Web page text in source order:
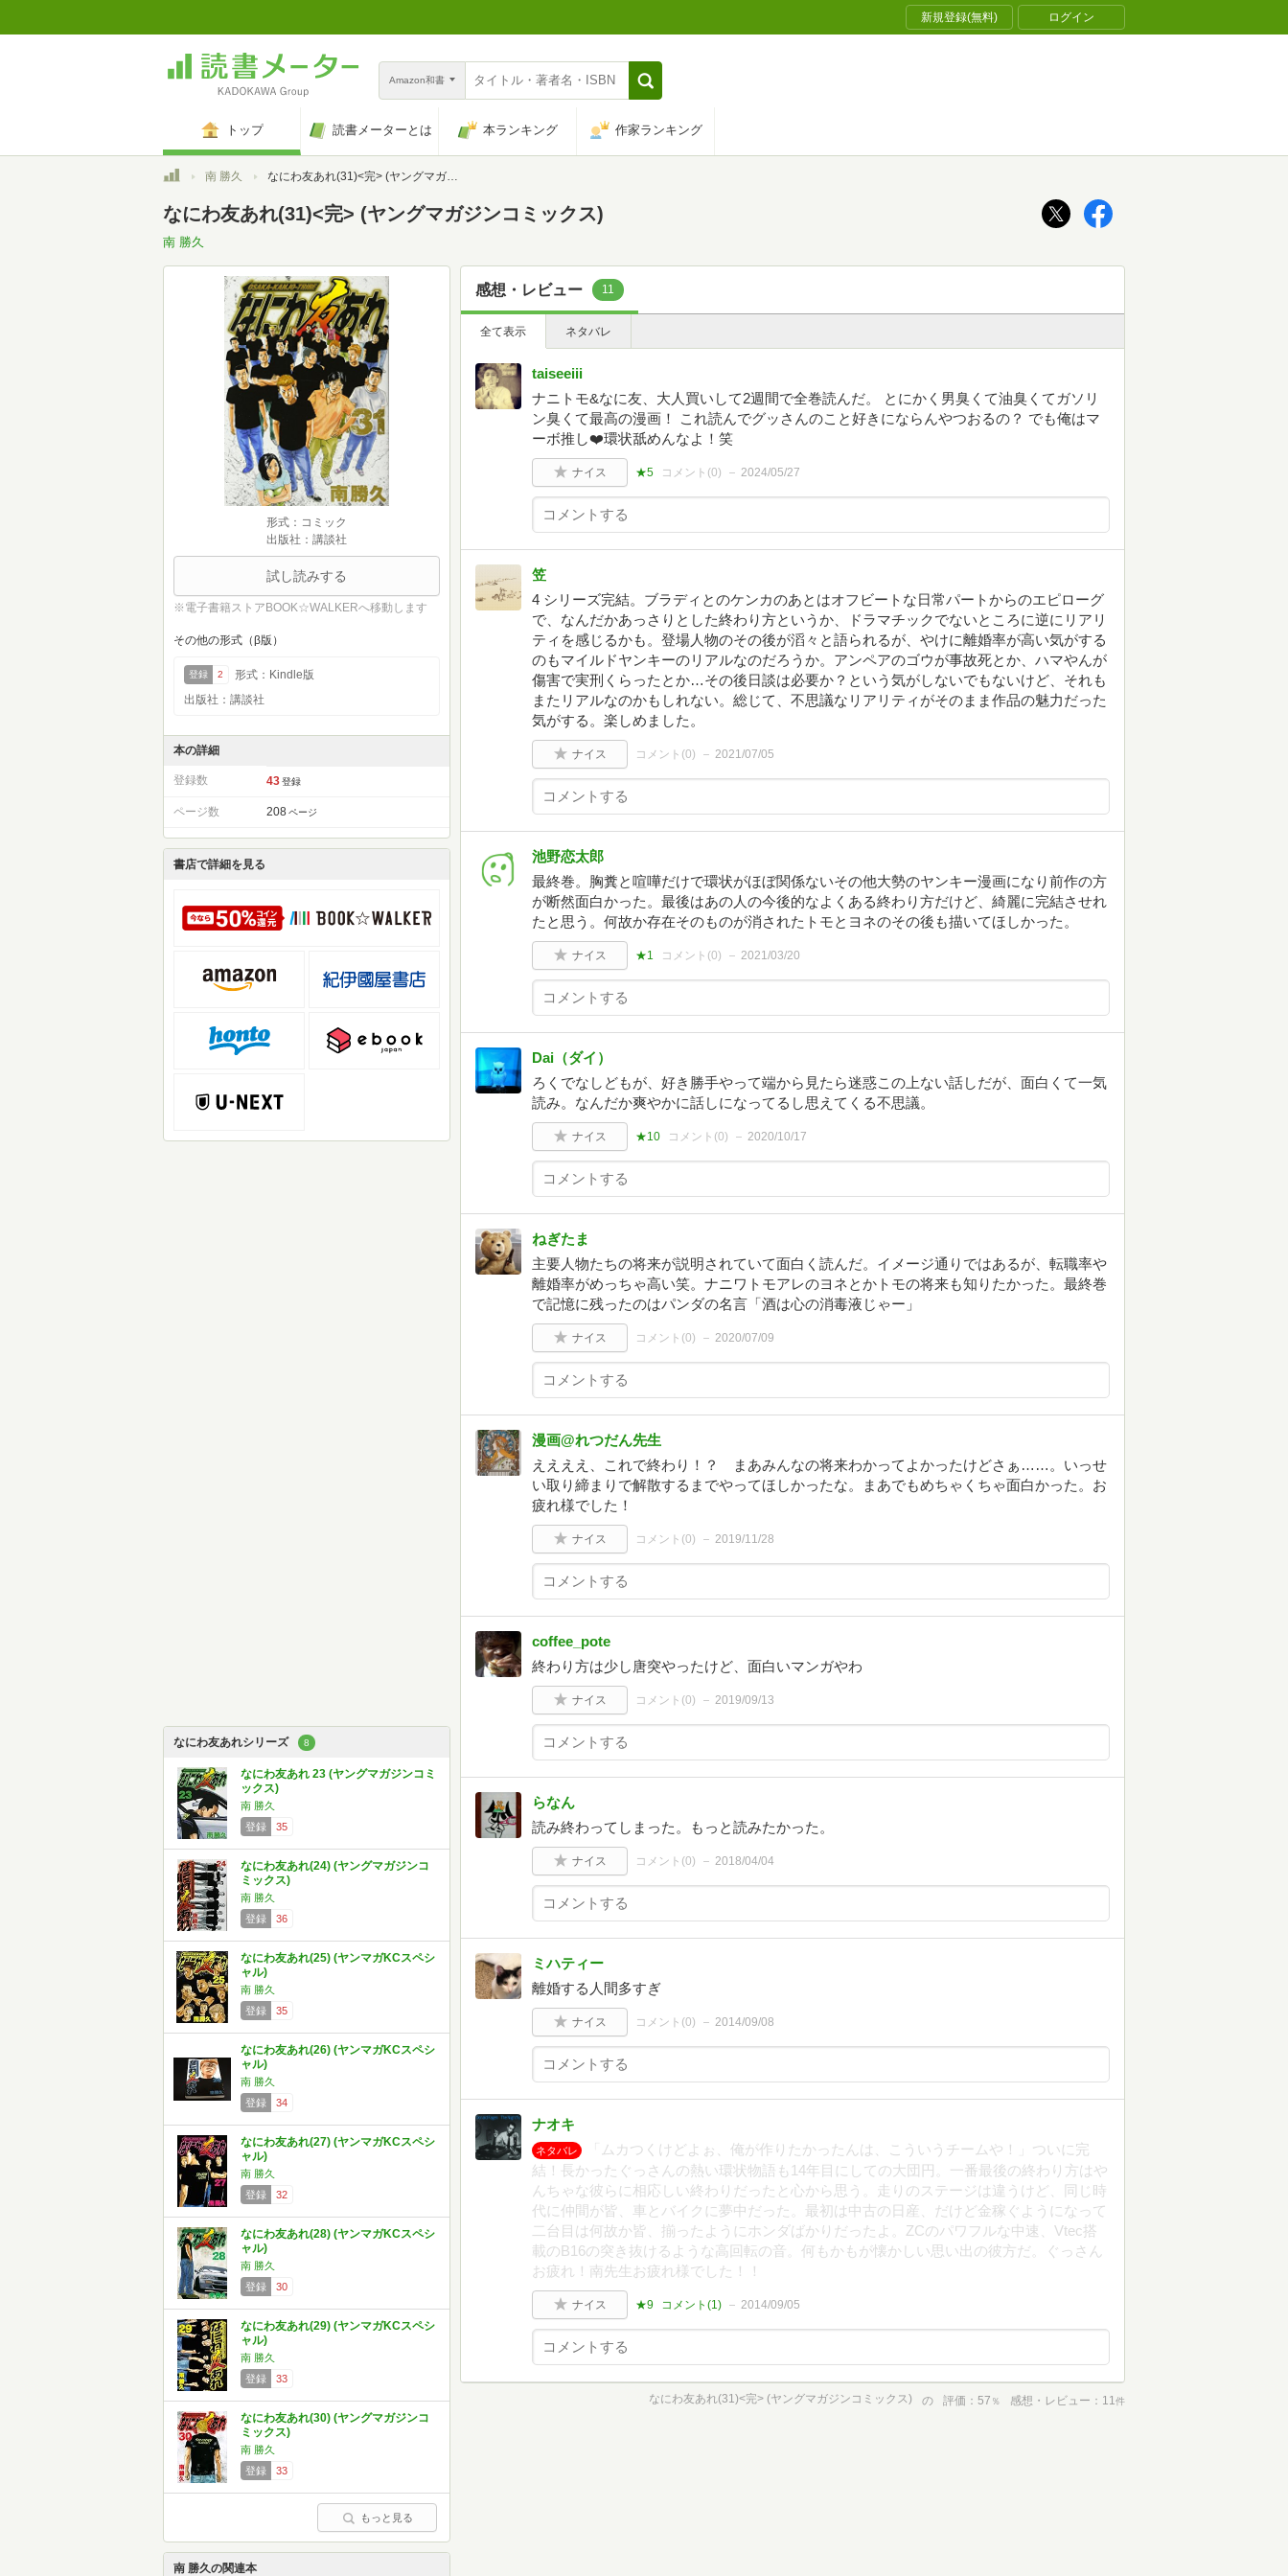
新規登録(無料) ログイン
Amazon和書
トップ 読書メーターとは 本ランキング 作家ランキング
トップ南 勝久 なにわ友あれ(31)<完> (ヤングマガジンコミックス)
なにわ友あれ(31)<完> (ヤングマガジンコミックス)
南 勝久
形式：コミック
出版社：講談社
試し読みする
※電子書籍ストアBOOK☆WALKERへ移動します
その他の形式（β版）
登録 2
形式：Kindle版
出版社：講談社
本の詳細
登録数 43 登録
ページ数 208 ページ
書店で詳細を見る
なにわ友あれシリーズ 8
なにわ友あれ 23 (ヤングマガジンコミ
ックス)
南 勝久
登録
35
なにわ友あれ(24) (ヤングマガジンコ
ミックス)
南 勝久
登録
36
なにわ友あれ(25) (ヤンマガKCスペシ
ャル)
南 勝久
登録
35
なにわ友あれ(26) (ヤンマガKCスペシ
ャル)
南 勝久
登録
34
なにわ友あれ(27) (ヤンマガKCスペシ
ャル)
南 勝久
登録
32
なにわ友あれ(28) (ヤンマガKCスペシ
ャル)
南 勝久
登録
30
なにわ友あれ(29) (ヤンマガKCスペシ
ャル)
南 勝久
登録
33
なにわ友あれ(30) (ヤングマガジンコ
ミックス)
南 勝久
登録
33
もっと見る
南 勝久の関連本
感想・レビュー 11
全て表示 ネタバレ
taiseeiii
ナニトモ&なに友、大人買いして2週間で全巻読んだ。 とにかく男臭くて油臭くてガソリ
ン臭くて最高の漫画！ これ読んでグッさんのこと好きにならんやつおるの？ でも俺はマ
ーボ推し❤️環状舐めんなよ！笑
ナイス ★5 コメント(0) 2024/05/27
笠
4 シリーズ完結。ブラディとのケンカのあとはオフビートな日常パートからのエピローグ
で、なんだかあっさりとした終わり方というか、ドラマチックでないところに逆にリアリ
ティを感じるかも。登場人物のその後が滔々と語られるが、やけに離婚率が高い気がする
のもマイルドヤンキーのリアルなのだろうか。アンペアのゴウが事故死とか、ハマやんが
傷害で実刑くらったとか…その後日談は必要か？という気がしないでもないけど、それも
またリアルなのかもしれない。総じて、不思議なリアリティがそのまま作品の魅力だった
気がする。楽しめました。
ナイス コメント(0) 2021/07/05
池野恋太郎
最終巻。胸糞と喧嘩だけで環状がほぼ関係ないその他大勢のヤンキー漫画になり前作の方
が断然面白かった。最後はあの人の今後的なよくある終わり方だけど、綺麗に完結させれ
たと思う。何故か存在そのものが消されたトモとヨネのその後も描いてほしかった。
ナイス ★1 コメント(0) 2021/03/20
Dai（ダイ）
ろくでなしどもが、好き勝手やって端から見たら迷惑この上ない話しだが、面白くて一気
読み。なんだか爽やかに話しになってるし思えてくる不思議。
ナイス ★10 コメント(0) 2020/10/17
ねぎたま
主要人物たちの将来が説明されていて面白く読んだ。イメージ通りではあるが、転職率や
離婚率がめっちゃ高い笑。ナニワトモアレのヨネとかトモの将来も知りたかった。最終巻
で記憶に残ったのはパンダの名言「酒は心の消毒液じゃー」
ナイス コメント(0) 2020/07/09
漫画@れつだん先生
ええええ、これで終わり！？ まあみんなの将来わかってよかったけどさぁ……。いっせ
い取り締まりで解散するまでやってほしかったな。まあでもめちゃくちゃ面白かった。お
疲れ様でした！
ナイス コメント(0) 2019/11/28
coffee_pote
終わり方は少し唐突やったけど、面白いマンガやわ
ナイス コメント(0) 2019/09/13
らなん
読み終わってしまった。もっと読みたかった。
ナイス コメント(0) 2018/04/04
ミハティー
離婚する人間多すぎ
ナイス コメント(0) 2014/09/08
ナオキ
ネタバレ
「ムカつくけどよぉ、俺が作りたかったんは、こういうチームや！」ついに完
結！長かったぐっさんの熱い環状物語も14年目にしての大団円。一番最後の終わり方はや
んちゃな彼らに相応しい終わりだったと心から思う。走りのステージは違うけど、同じ時
代に仲間が皆、車とバイクに夢中だった。最初は中古の日産、だけど金稼ぐようになって
二台目は何故か皆、揃ったようにホンダばかりだったよ。ZCのパワフルな中速、Vtec搭
載のB16の突き抜けるような高回転の音。何もかもが懐かしい思い出の彼方だ。ぐっさん
お疲れ！南先生お疲れ様でした！！
ナイス ★9 コメント(1) 2014/09/05
なにわ友あれ(31)<完> (ヤングマガジンコミックス) の 評価 57 ％ 感想・レビュー 11件